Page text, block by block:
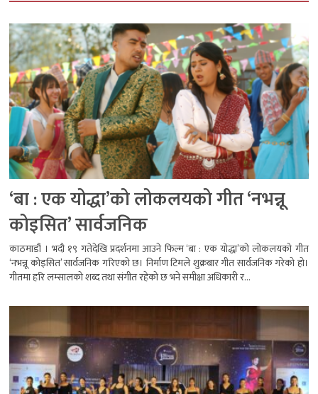
‘बा : एक योद्धा’को लोकलयको गीत ‘नभन्नू
कोइसित’ सार्वजनिक
काठमाडौं । भदौ १९ गतेदेखि प्रदर्शनमा आउने फिल्म ‘बा : एक योद्धा’को लोकलयको गीत
‘नभन्नू कोइसित’ सार्वजनिक गरिएको छ। निर्माण टिमले शुक्रबार गीत सार्वजनिक गरेको हो।
गीतमा हरि लम्सालको शब्द तथा संगीत रहेको छ भने समीक्षा अधिकारी र...